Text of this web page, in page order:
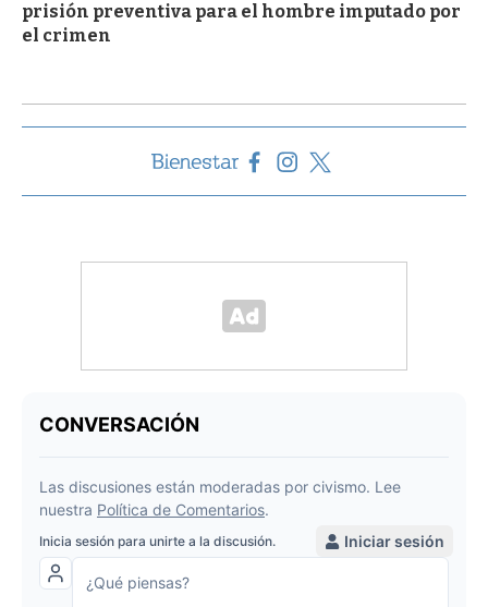
prisión preventiva para el hombre imputado por
el crimen